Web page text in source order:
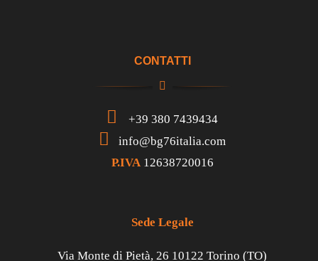
CONTATTI
+39 380 7439434
info@bg76italia.com
P.IVA 12638720016
Sede Legale
Via Monte di Pietà, 26 10122 Torino (TO)